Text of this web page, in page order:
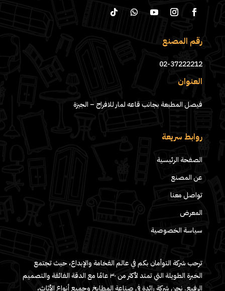
رقم المصنع
02-37222212
العنوان
فيصل المطبعة بجانب قاعه لمار للافراح – الجيزة
روابط سريعة
الصفحة الرئيسية
عن المصنع
تواصل معنا
المعرض
سياسة الخصوصية
ترحب شركة التوأمان بكم في عالم الفخامة والإبداع، حيث تجتمع
الخبرة الطويلة التي تمتد لأكثر من ٣٠ عامًا مع الدقة الفائقة والتصميم
الرفيع. نحن شركة رائدة في صناعة المطابخ وجميع أنواع الأثاث،